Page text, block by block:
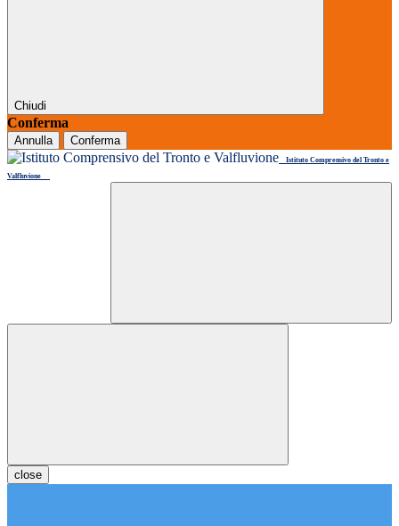
Chiudi
Conferma
Annulla Conferma
Istituto Comprensivo del Tronto e
Valfluvione
close